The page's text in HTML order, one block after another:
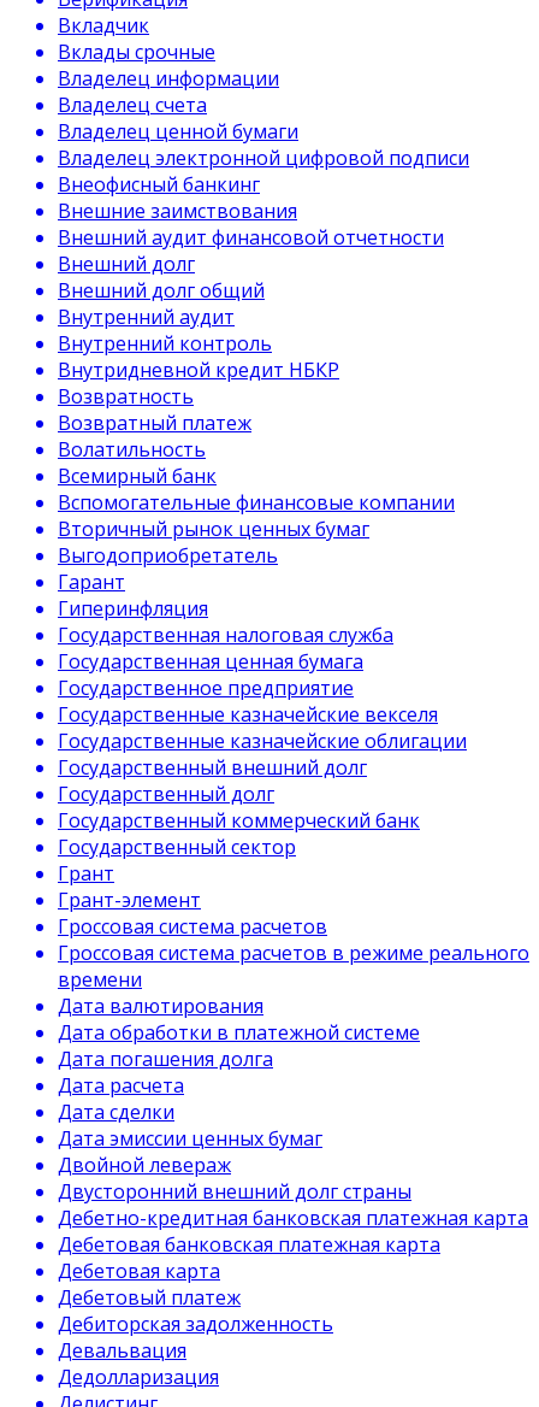
Вкладчик
Вклады срочные
Владелец информации
Владелец счета
Владелец ценной бумаги
Владелец электронной цифровой подписи
Внеофисный банкинг
Внешние заимствования
Внешний аудит финансовой отчетности
Внешний долг
Внешний долг общий
Внутренний аудит
Внутренний контроль
Внутридневной кредит НБКР
Возвратность
Возвратный платеж
Волатильность
Всемирный банк
Вспомогательные финансовые компании
Вторичный рынок ценных бумаг
Выгодоприобретатель
Гарант
Гиперинфляция
Государственная налоговая служба
Государственная ценная бумага
Государственное предприятие
Государственные казначейские векселя
Государственные казначейские облигации
Государственный внешний долг
Государственный долг
Государственный коммерческий банк
Государственный сектор
Грант
Грант-элемент
Гроссовая система расчетов
Гроссовая система расчетов в режиме реального
времени
Дата валютирования
Дата обработки в платежной системе
Дата погашения долга
Дата расчета
Дата сделки
Дата эмиссии ценных бумаг
Двойной левераж
Двусторонний внешний долг страны
Дебетно-кредитная банковская платежная карта
Дебетовая банковская платежная карта
Дебетовая карта
Дебетовый платеж
Дебиторская задолженность
Девальвация
Дедолларизация